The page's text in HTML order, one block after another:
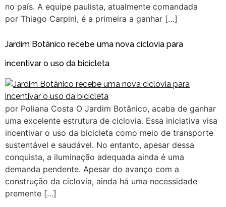
no país. A equipe paulista, atualmente comandada
por Thiago Carpini, é a primeira a ganhar […]
Jardim Botânico recebe uma nova ciclovia para
incentivar o uso da bicicleta
por Poliana Costa O Jardim Botânico, acaba de ganhar
uma excelente estrutura de ciclovia. Essa iniciativa visa
incentivar o uso da bicicleta como meio de transporte
sustentável e saudável. No entanto, apesar dessa
conquista, a iluminação adequada ainda é uma
demanda pendente. Apesar do avanço com a
construção da ciclovia, ainda há uma necessidade
premente […]